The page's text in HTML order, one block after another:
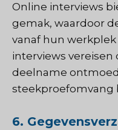
Online interviews
gemak, waardoor
vanaf hun
interviews vereisen
deelname
steekproefomvang
6.